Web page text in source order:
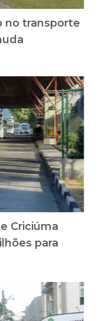
no transporte
Criciúma
para